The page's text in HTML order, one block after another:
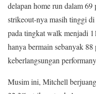
delapan home run dalam 69
strikeout-nya masih tinggi
pada tingkat walk menjadi
hanya bermain sebanyak
keberlangsungan
Musim ini, Mitchell